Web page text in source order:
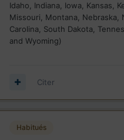
Idaho, Indiana, Iowa, Kansas,
Missouri, Montana, Nebraska,
Carolina, South Dakota,
and Wyoming)
Citer
Habitués